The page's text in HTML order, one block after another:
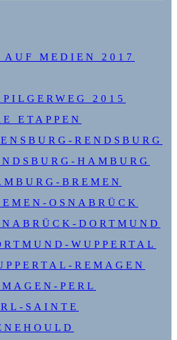
AUF MEDIEN 2017
2015
ETAPPEN
RENDSBURG
HAMBURG
BREMEN
OSNABRÜCK
DORTMUND
WUPPERTAL
REMAGEN
PERL
SAINTE